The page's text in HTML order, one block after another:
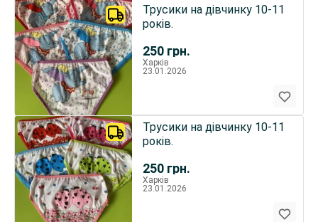
250 грн.
Трусики на дівчинку 10-11
років.
Харків
23.01.2026
250 грн.
Трусики на дівчинку 10-11
років.
Харків
23.01.2026